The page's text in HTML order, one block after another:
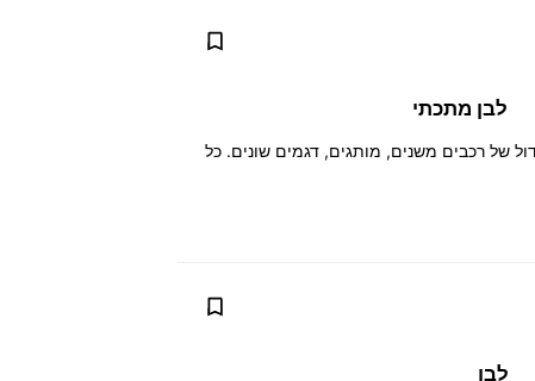
לבן מתכתי
של רכבים משנים, מותגים, דגמים שונים. כל
לבן